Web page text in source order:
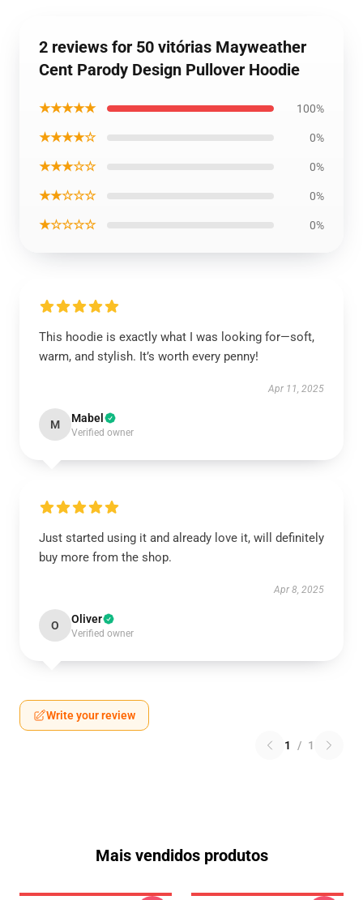
2 reviews for 50 vitórias Mayweather
Cent Parody Design Pullover Hoodie
★★★★★ 100%
★★★★☆ 0%
★★★☆☆ 0%
★★☆☆☆ 0%
★☆☆☆☆ 0%
This hoodie is exactly what I was looking for—soft,
warm, and stylish. It’s worth every penny!
Apr 11, 2025
M Mabel
Verified owner
Just started using it and already love it, will definitely
buy more from the shop.
Apr 8, 2025
O Oliver
Verified owner
Write your review
1 / 1
Mais vendidos produtos